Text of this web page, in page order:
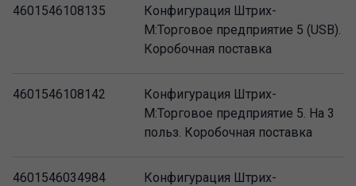
4601546108135
Конфигурация Штрих-
М:Торговое предприятие 5 (USB).
Коробочная поставка
4601546108142
Конфигурация Штрих-
М:Торговое предприятие 5. На 3
польз. Коробочная поставка
4601546034984
Конфигурация Штрих-